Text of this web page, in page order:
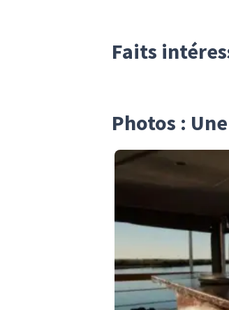
Faits
Photos :